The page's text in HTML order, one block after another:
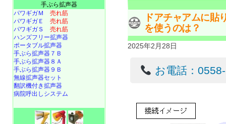
ドアチャアムに貼
を使うのは？
2025年2月28日
お電話：
手ぶら拡声器
パワギガＭ 売れ筋
パワギガＥ 売れ筋
パワギガＳ 売れ筋
ハンズフリー拡声器
ポータブル拡声器
手ぶら拡声器７Ｂ
手ぶら拡声器８Ａ
手ぶら拡声器９Ｂ
無線拡声器セット
翻訳機付き拡声器
病院呼出しシステム